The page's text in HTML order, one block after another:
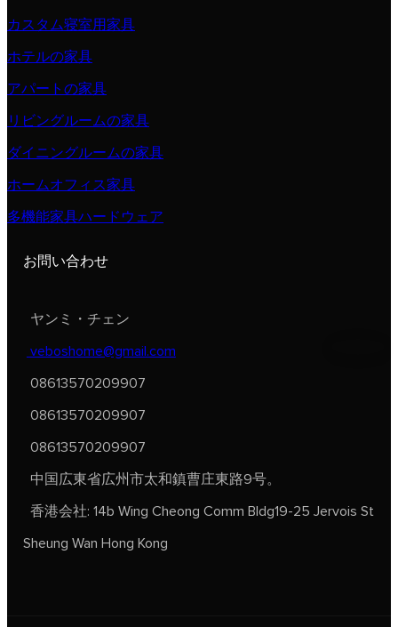
カスタム寝室用家具
ホテルの家具
アパートの家具
リビングルームの家具
ダイニングルームの家具
ホームオフィス家具
多機能家具ハードウェア
お問い合わせ
ヤンミ・チェン
veboshome@gmail.com
08613570209907
08613570209907
08613570209907
中国広東省広州市太和鎮曹庄東路9号。
香港会社: 14b Wing Cheong Comm Bldg19-25 Jervois St
Sheung Wan Hong Kong